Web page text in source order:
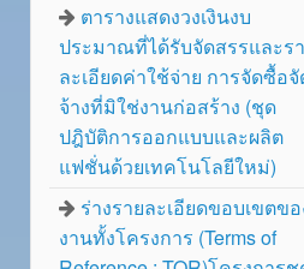
ตารางแสดงวงเงินงบ
ประมาณที่ได้รับจัดสรรและร
ละเอียดค่าใช้จ่าย การจัดซื้อ
จ้างที่มิใช่งานก่อสร้าง (ชุด
ปฎิบัติการออกแบบและผลิต
แฟชั่นด้วยเทคโนโลยีใหม่)
ร่างรายละเอียดขอบเขตขอ
งานทั้งโครงการ (Terms of